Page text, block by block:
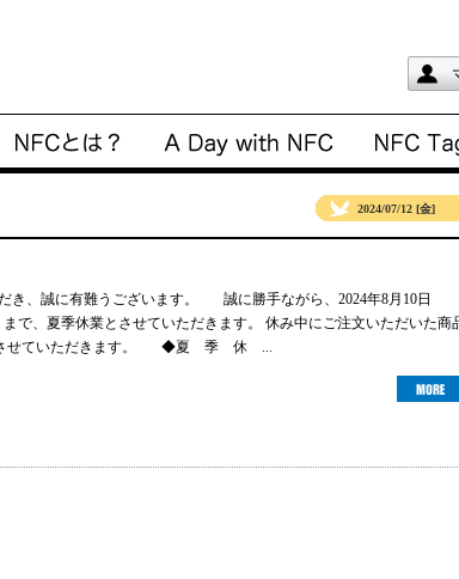
2024/07/12 [金]
き、誠に有難うございます。 誠に勝手ながら、2024年8月10日
まで、夏季休業とさせていただきます。 休み中にご注文いただいた商
させていただきます。 ◆夏 季 休 ...